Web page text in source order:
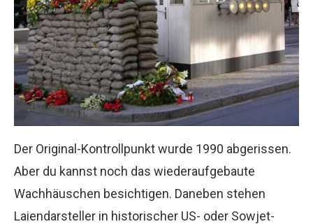
Der Original-Kontrollpunkt wurde 1990 abgerissen.
Aber du kannst noch das wiederaufgebaute
Wachhäuschen besichtigen. Daneben stehen
Laiendarsteller in historischer US- oder Sowjet-